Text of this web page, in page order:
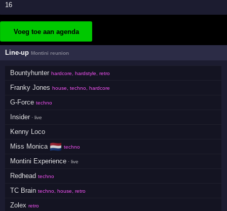
16
Voeg toe aan agenda
Line-upMontini reunion
Bountyhunter hardcore, hardstyle, retro
Franky Jones house, techno, hardcore
G-Force techno
Insider · live
Kenny Loco
Miss Monica 🇳🇱 techno
Montini Experience · live
Redhead techno
TC Brain techno, house, retro
Zolex retro